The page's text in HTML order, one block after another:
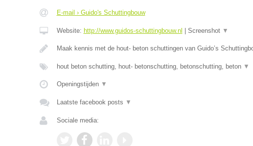
E-mail › Guido's Schuttingbouw
Website: http://www.guidos-schuttingbouw.nl Screenshot ▼
Maak kennis met de hout- beton schuttingen van Guido’s
hout beton schutting, hout- betonschutting, betonschutting, beton ▼
Openingstijden ▼
Laatste facebook posts ▼
Sociale media: